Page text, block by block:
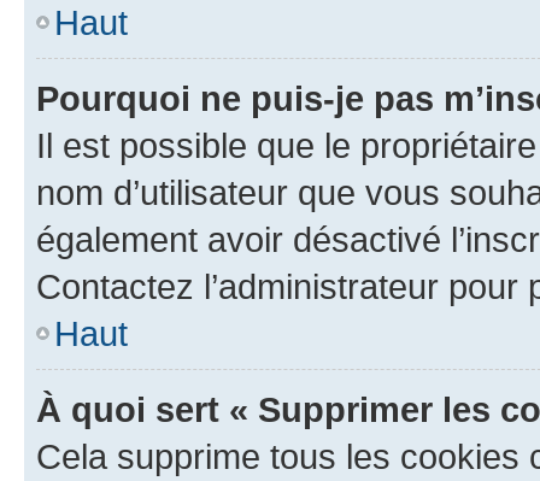
Haut
Pourquoi ne puis-je pas
Il est possible que le
nom d’utilisateur que vous
également avoir désactivé
Contactez l’administrateur
Haut
À quoi sert « Supprimer les
Cela supprime tous les cookies